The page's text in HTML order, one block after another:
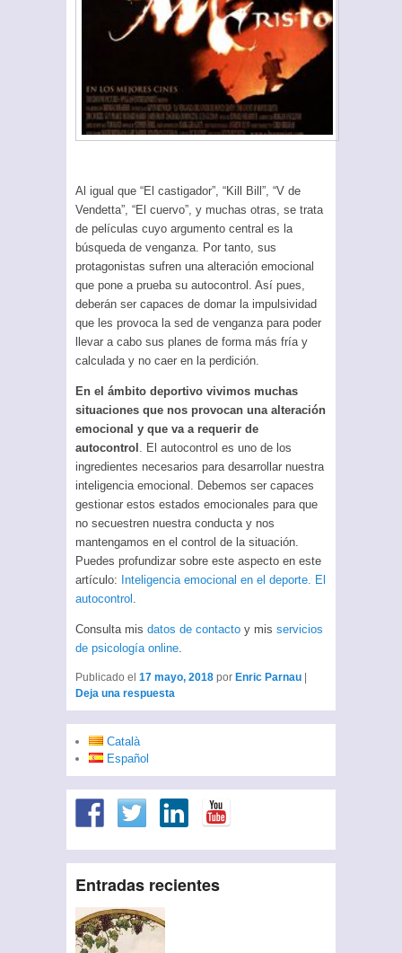
Al igual que “El castigador”, “Kill Bill”, “V de
Vendetta”, “El cuervo”, y muchas otras, se trata
de películas cuyo argumento central es la
búsqueda de venganza. Por tanto, sus
protagonistas sufren una alteración emocional
que pone a prueba su autocontrol. Así pues,
deberán ser capaces de domar la impulsividad
que les provoca la sed de venganza para poder
llevar a cabo sus planes de forma más fría y
calculada y no caer en la perdición.
En el ámbito deportivo vivimos muchas
situaciones que nos provocan una alteración
emocional y que va a requerir de
autocontrol . El autocontrol es uno de los
ingredientes necesarios para desarrollar nuestra
inteligencia emocional. Debemos ser capaces
gestionar estos estados emocionales para que
no secuestren nuestra conducta y nos
mantengamos en el control de la situación.
Puedes profundizar sobre este aspecto en este
artículo: Inteligencia emocional en el deporte. El
autocontrol .
Consulta mis datos de contacto y mis servicios
de psicología online.
Publicado el 17 mayo, 2018 por Enric Parnau
Deja una respuesta
Català
Español
Entradas recientes